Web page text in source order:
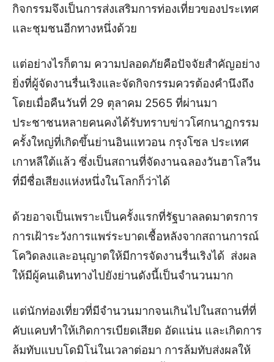
กิจกรรมจึงเป็นการส่งเสริมการท่องเที่ยวของประเทศ
และชุมชนอีกทางหนึ่งด้วย
แต่อย่างไรก็ตาม ความปลอดภัยคือปัจจัยสำคัญอย่าง
ยิ่งที่ผู้จัดงานรื่นเริงและจัดกิจกรรมควรต้องคำนึงถึง
โดยเมื่อคืนวันที่ 29 ตุลาคม 2565 ที่ผ่านมา
ประชาชนหลายคนคงได้รับทราบข่าวโศกนาฏกรรม
ครั้งใหญ่ที่เกิดขึ้นย่านอินแทวอน กรุงโซล ประเทศ
เกาหลีใต้แล้ว ซึ่งเป็นสถานที่จัดงานฉลองวันฮาโลวีน
ที่มีชื่อเสียงแห่งหนึ่งในโลกก็ว่าได้
ด้วยอาจเป็นเพราะเป็นครั้งแรกที่รัฐบาลลดมาตรการ
การเฝ้าระวังการแพร่ระบาดเชื้อหลังจากสถานการณ์
โควิดลงและอนุญาตให้มีการจัดงานรื่นเริงได้ ส่งผล
ให้มีผู้คนเดินทางไปยังย่านดังนี้เป็นจำนวนมาก
แต่นักท่องเที่ยวที่มีจำนวนมากจนเกินไปในสถานที่ที่
คับแคบทำให้เกิดการเบียดเสียด อัดแน่น และเกิดการ
ล้มทับแบบโดมิโน่ในเวลาต่อมา การล้มทับส่งผลให้